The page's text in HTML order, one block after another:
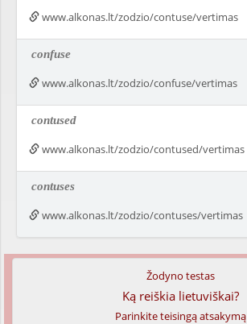
www.alkonas.lt/zodzio/contuse/vertimas
confuse
www.alkonas.lt/zodzio/confuse/vertimas
contused
www.alkonas.lt/zodzio/contused/vertimas
contuses
www.alkonas.lt/zodzio/contuses/vertimas
Žodyno testas
Ką reiškia lietuviškai?
Parinkite teisingą atsakymą